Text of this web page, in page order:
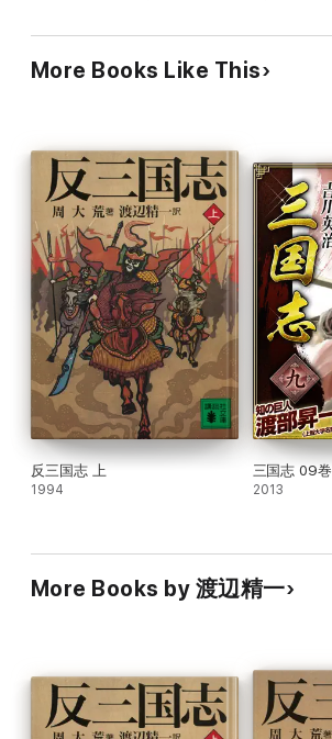
More Books Like This
反三国志 上
1994
三国志 09巻
2013
More Books by 渡辺精一